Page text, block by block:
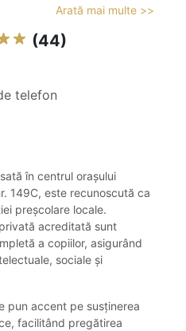
Arată mai multe >>
(44)
telefon
în centrul orașului
149C, este recunoscută ca
preșcolare locale.
acreditată sunt
a copiilor, asigurând
sociale și
pun accent pe susținerea
facilitând pregătirea